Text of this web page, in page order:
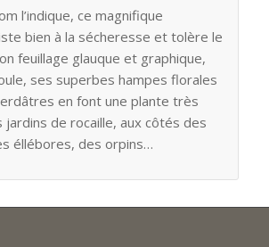
l’indique, ce magnifique
bien à la sécheresse et tolère le
feuillage glauque et graphique,
ses superbes hampes florales
en font une plante très
jardins de rocaille, aux côtés des
éllébores, des orpins…